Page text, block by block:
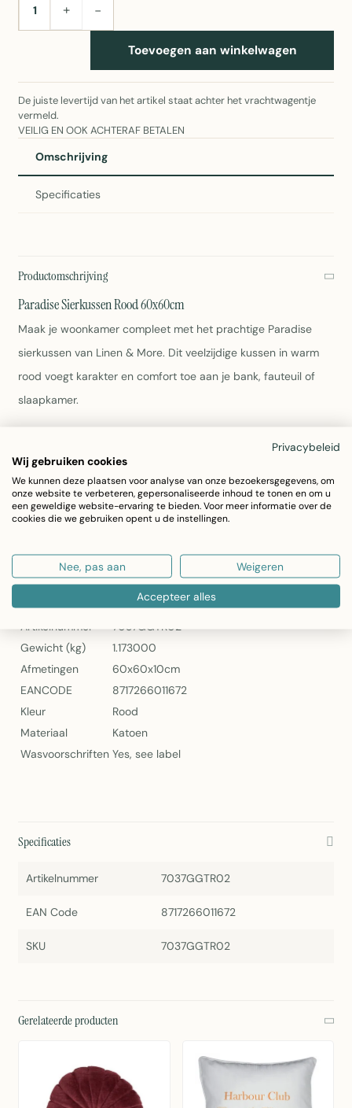
AANTAL+ −
Toevoegen aan winkelwagen
De juiste levertijd van het artikel staat achter het vrachtwagentje
vermeld.
VEILIG EN OOK ACHTERAF BETALEN
Omschrijving
Specificaties
Productomschrijving
Paradise Sierkussen Rood 60x60cm
Maak je woonkamer compleet met het prachtige Paradise
sierkussen van Linen & More. Dit veelzijdige kussen in warm
rood voegt karakter en comfort toe aan je bank, fauteuil of
slaapkamer.
Materiaal: 100% katoen voor maximaal comfort
Kleur: Elegant rood dat bij veel interieurstijlen past
Gewicht: 1,17 kg
Wasbaar volgens labelvoorschriften
Paradise Sierkussen Rood 60x60cm van Linen & More
Specificaties
Artikelnummer
7037GGTR02
Gewicht (kg)
1.173000
Afmetingen
60x60x10cm
EANCODE
8717266011672
Kleur
Rood
Materiaal
Katoen
Wasvoorschriften Yes, see label
Specificaties
Artikelnummer 7037GGTR02
EAN Code 8717266011672
SKU 7037GGTR02
Gerelateerde producten
Privacybeleid
Wij gebruiken cookies
We kunnen deze plaatsen voor analyse van onze bezoekersgegevens, om
onze website te verbeteren, gepersonaliseerde inhoud te tonen en om u
een geweldige website-ervaring te bieden. Voor meer informatie over de
cookies die we gebruiken opent u de instellingen.
Nee, pas aan Weigeren
Accepteer alles